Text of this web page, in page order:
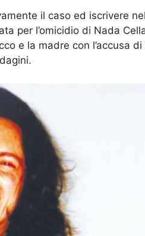
il caso ed iscrivere nel
per l’omicidio di Nada
e la madre con l’accusa di